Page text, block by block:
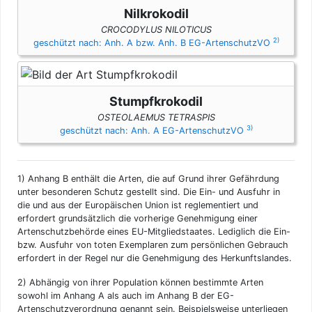
Nilkrokodil
CROCODYLUS NILOTICUS
geschützt nach: Anh. A bzw. Anh. B EG-ArtenschutzVO 2)
Stumpfkrokodil
OSTEOLAEMUS TETRASPIS
geschützt nach: Anh. A EG-ArtenschutzVO 3)
1) Anhang B enthält die Arten, die auf Grund ihrer Gefährdung
unter besonderen Schutz gestellt sind. Die Ein- und Ausfuhr in
die und aus der Europäischen Union ist reglementiert und
erfordert grundsätzlich die vorherige Genehmigung einer
Artenschutzbehörde eines EU-Mitgliedstaates. Lediglich die Ein-
bzw. Ausfuhr von toten Exemplaren zum persönlichen Gebrauch
erfordert in der Regel nur die Genehmigung des Herkunftslandes.
2) Abhängig von ihrer Population können bestimmte Arten
sowohl im Anhang A als auch im Anhang B der EG-
Artenschutzverordnung genannt sein. Beispielsweise unterliegen